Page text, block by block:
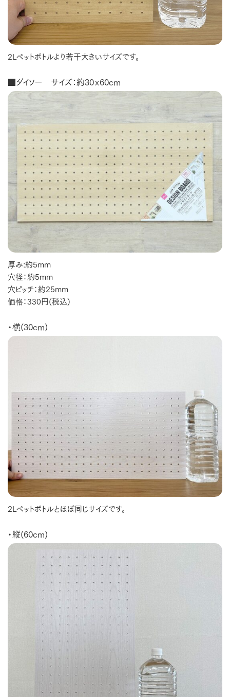
2Lペットボトルより若干大きいサイズです。
■ダイソー サイズ：約30ｘ60cm
厚み:約5mm
穴径：約5mm
穴ピッチ：約25mm
価格：330円(税込)
・横(30cm)
2Lペットボトルとほぼ同じサイズです。
・縦(60cm)